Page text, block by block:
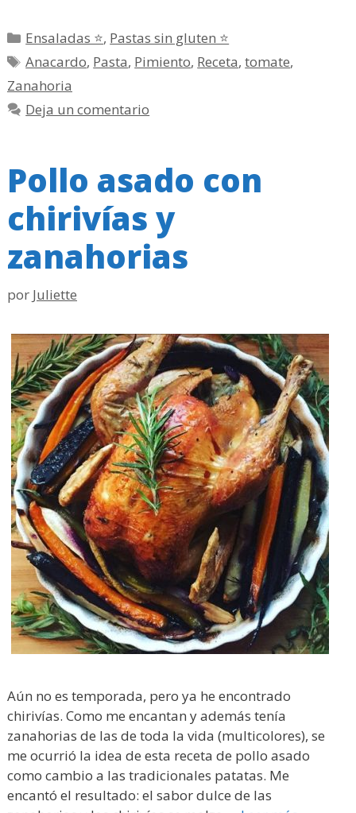
Categorías
Ensaladas ⭐, Pastas sin gluten ⭐
Etiquetas
Anacardo, Pasta, Pimiento, Receta,tomate,
Zanahoria
Deja un comentario
Pollo asado con
chirivías y
zanahorias
por Juliette
Aún no es temporada, pero ya he encontrado
chirivías. Como me encantan y además tenía
zanahorias de las de toda la vida (multicolores), se
me ocurrió la idea de esta receta de pollo asado
como cambio a las tradicionales patatas. Me
encantó el resultado: el sabor dulce de las